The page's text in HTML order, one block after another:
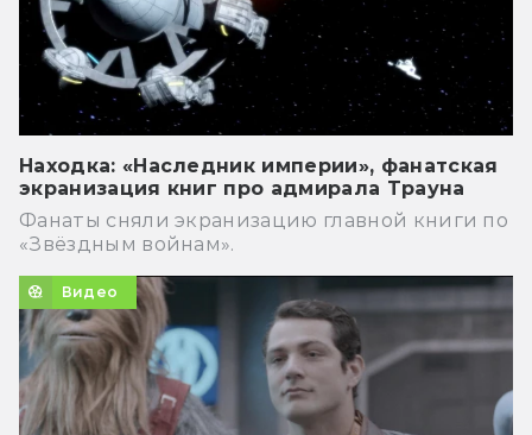
Находка: «Наследник империи», фанатская
экранизация книг про адмирала Трауна
Фанаты сняли экранизацию главной книги по
«Звёздным войнам».
Видео